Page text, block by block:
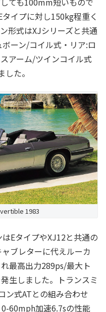
イプに対し150kg程重く
形式はXJシリーズと共通
ーン/コイル式・リア:ロ
アーム/ツインコイル式
た。
1983
EタイプやXJ12と共通の
ブレターに代えルーカ
最高出力289ps/最大ト
生しました。トランスミ
ン式ATとの組み合わせ
60mph加速6.7sの性能